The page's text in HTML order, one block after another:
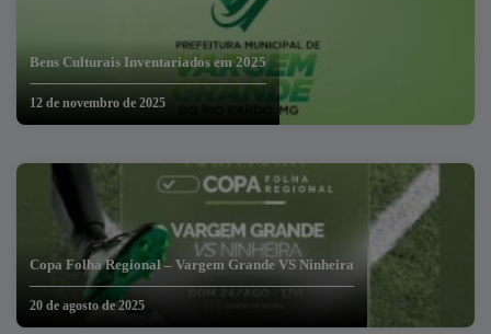
Bens Culturais Inventariados em 2025
12 de novembro de 2025
Copa Folha Regional – Vargem Grande VS Ninheira
20 de agosto de 2025